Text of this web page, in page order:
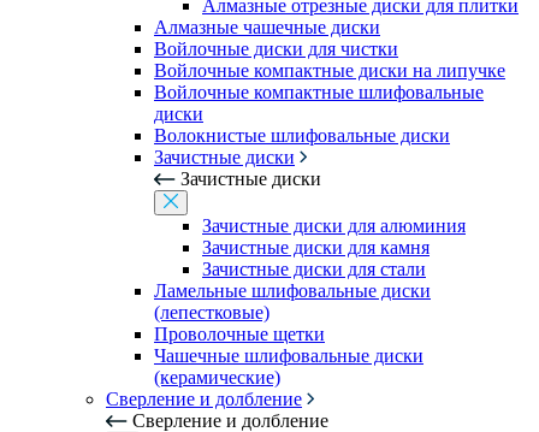
Алмазные отрезные диски для плитки
Алмазные чашечные диски
Войлочные диски для чистки
Войлочные компактные диски на липучке
Войлочные компактные шлифовальные
диски
Волокнистые шлифовальные диски
Зачистные диски
Зачистные диски
Зачистные диски для алюминия
Зачистные диски для камня
Зачистные диски для стали
Ламельные шлифовальные диски
(лепестковые)
Проволочные щетки
Чашечные шлифовальные диски
(керамические)
Сверление и долбление
Сверление и долбление